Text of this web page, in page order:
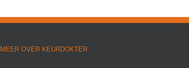
MEER OVER KEURDOKTER